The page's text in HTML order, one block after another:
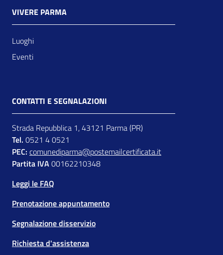
VIVERE PARMA
Luoghi
Eventi
CONTATTI E SEGNALAZIONI
Strada Repubblica 1, 43121 Parma (PR)
Tel. 0521 4 0521
PEC: comunediparma@postemailcertificata.it
Partita IVA00162210348
Leggi le FAQ
Prenotazione appuntamento
Segnalazione disservizio
Richiesta d'assistenza